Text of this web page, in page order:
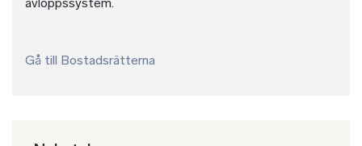
Gå till Bostadsrätterna